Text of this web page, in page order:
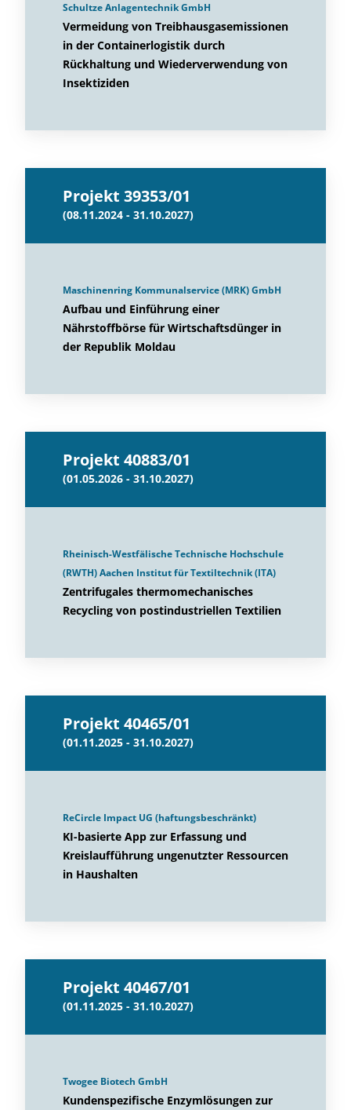
Schultze Anlagentechnik GmbH
Vermeidung von Treibhausgasemissionen
in der Containerlogistik durch
Rückhaltung und Wiederverwendung von
Insektiziden
Projekt 39353/01
(08.11.2024 - 31.10.2027)
Maschinenring Kommunalservice (MRK) GmbH
Aufbau und Einführung einer
Nährstoffbörse für Wirtschaftsdünger in
der Republik Moldau
Projekt 40883/01
(01.05.2026 - 31.10.2027)
Rheinisch-Westfälische Technische Hochschule
(RWTH) Aachen Institut für Textiltechnik (ITA)
Zentrifugales thermomechanisches
Recycling von postindustriellen Textilien
Projekt 40465/01
(01.11.2025 - 31.10.2027)
ReCircle Impact UG (haftungsbeschränkt)
KI-basierte App zur Erfassung und
Kreislaufführung ungenutzter Ressourcen
in Haushalten
Projekt 40467/01
(01.11.2025 - 31.10.2027)
Twogee Biotech GmbH
Kundenspezifische Enzymlösungen zur